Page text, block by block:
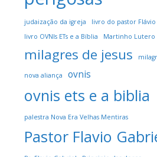
judaização da igreja
livro do pastor
livro OVNIs ETs e a Bíblia
Martinho Lutero
milagres de jesus
nova aliança ovnis
ovnis ets e a biblia
palestra Nova Era Velhas Mentiras
Pastor Flavio